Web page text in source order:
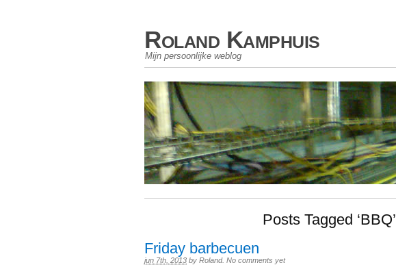
Roland Kamphuis
Mijn persoonlijke weblog
Posts Tagged ‘BBQ’
Friday barbecuen
jun 7th, 2013 by Roland. No comments yet